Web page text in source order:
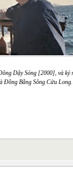
Dậy Sóng [2000], và
Đồng Bằng Sông Cửu